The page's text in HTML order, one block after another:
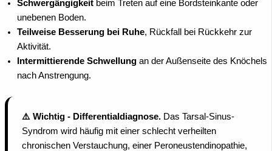
Schwergängigkeit beim Treten auf eine Bordsteinkante oder
unebenen Boden.
Teilweise Besserung bei Ruhe, Rückfall bei Rückkehr zur
Aktivität.
Intermittierende Schwellung an der Außenseite des Knöchels
nach Anstrengung.
⚠️ Wichtig - Differentialdiagnose. Das Tarsal-Sinus-
Syndrom wird häufig mit einer schlecht verheilten
chronischen Verstauchung, einer Peroneustendinopathie,